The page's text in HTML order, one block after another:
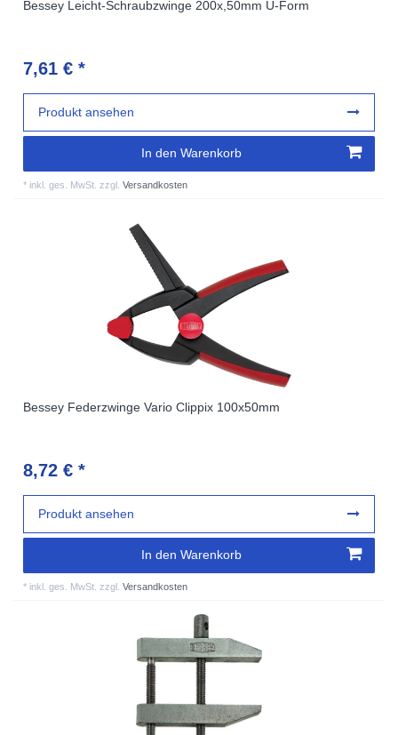
Bessey Leicht-Schraubzwinge 200x,50mm U-Form
7,61 € *
In den Warenkorb
* inkl. ges. MwSt. zzgl.Versandkosten
Produkt ansehen
Bessey Federzwinge Vario Clippix 100x50mm
8,72 € *
In den Warenkorb
* inkl. ges. MwSt. zzgl.Versandkosten
Produkt ansehen